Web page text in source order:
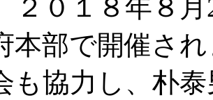
２０１８年８
本部で開催さ
も協力し、朴